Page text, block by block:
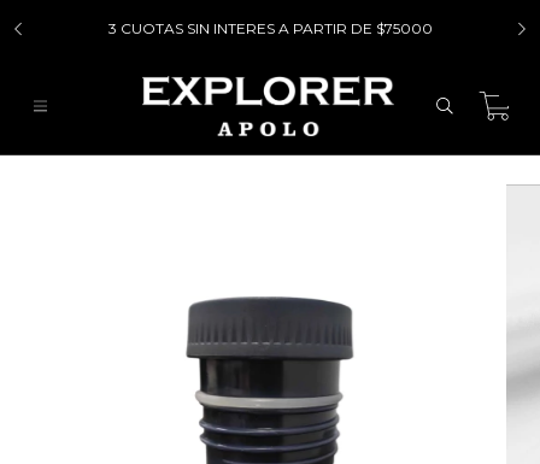
3 CUOTAS SIN INTERES A PARTIR DE $75000